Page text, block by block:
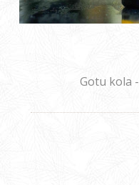
Gotu kola